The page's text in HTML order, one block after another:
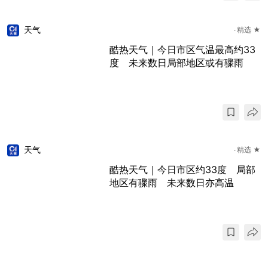
天气 精选 ★
酷热天气｜今日市区气温最高约33
度 未来数日局部地区或有骤雨
天气 精选 ★
酷热天气｜今日市区约33度 局部
地区有骤雨 未来数日亦高温